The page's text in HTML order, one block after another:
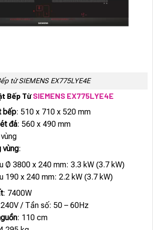
từ SIEMENS EX775LYE4E
Bếp TừSIEMENS EX775LYE4E
bếp: 510 x 710 x 520 mm
đá: 560 x 490 mm
vùng:
Ø 3800 x 240 mm: 3.3 kW (3.7 kW)
190 x 240 mm: 2.2 kW (3.7 kW)
: 7400W
/ Tần số: 50 – 60Hz
: 110 cm